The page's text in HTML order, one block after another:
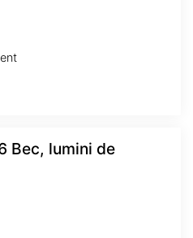
Bec, lumini de